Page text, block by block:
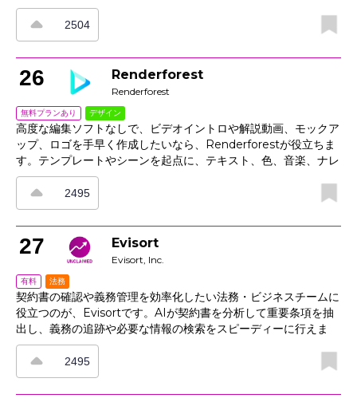
ルを選ぶだけで、フォトリアルな製品レンダリングを手軽に生成
できます。 複数の構図をまとめて作成でき、プロンプトの調整
で色調や雰囲気も細かく合わせられます。影や反射の表現も調整
できるため、より自然でリアルな仕上がりに近づけられます。
広告、店舗、メール向けの画像やバリエーションを出力でき、撮
影の手間をかけずにブランドのビジュアル制作を進めたいチーム
や、予算が限られた現場にも役立ちます。
2504
26 Renderforest
Renderforest
無料プランあり デザイン
高度な編集ソフトなしで、ビデオイントロや解説動画、モックア
ップ、ロゴを手早く作成したいなら、Renderforestが役立ちま
す。テンプレートやシーンを起点に、テキスト、色、音楽、ナレ
ーションを自由に調整でき、映像や製品写真をアップロードして
ブランドに合うバリエーションも数分で作成できます。ブランド
キットでフォントやカラーパレットを統一できるため、ソーシャ
ルメディア投稿、広告、プレゼンテーションまで、デザインの一
貫性を保ちながら制作を進められます。
2495
27 Evisort
Evisort, Inc.
有料 法務
契約書の確認や義務管理を効率化したい法務・ビジネスチームに
役立つのが、Evisortです。AIが契約書を分析して重要条項を抽
出し、義務の追跡や必要な情報の検索をスピーディーに行えま
す。 一元化されたリポジトリで契約書の版管理や検索ができ、
ダッシュボードではリスクや更新日も確認可能です。さらに、プ
レイブックと条項ライブラリでレビューを標準化し、受付、電子
署名、ストレージまで統合できるため、承認プロセスの手作業を
2495